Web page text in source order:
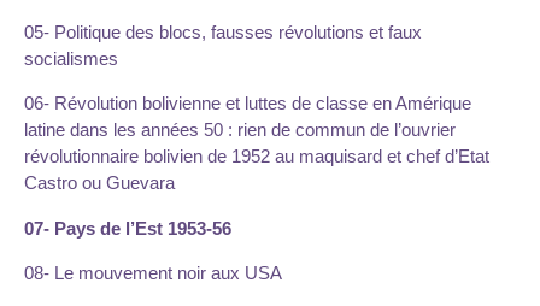
05- Politique des blocs, fausses révolutions et faux
socialismes
06- Révolution bolivienne et luttes de classe en Amérique
latine dans les années 50 : rien de commun de l’ouvrier
révolutionnaire bolivien de 1952 au maquisard et chef d’Etat
Castro ou Guevara
07- Pays de l’Est 1953-56
08- Le mouvement noir aux USA